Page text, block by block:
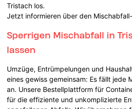
Tristach los.
Jetzt informieren über den
Sperrigen Mischabfall in
lassen
Umzüge, Entrümpelungen und
eines gewiss gemeinsam: Es fällt jede
an. Unsere Bestellplattform für
für die effiziente und unkomplizierte